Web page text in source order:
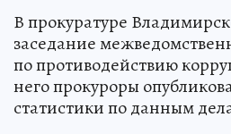
В прокуратуре
заседание
по противодействию
него прокуроры
статистики по данным